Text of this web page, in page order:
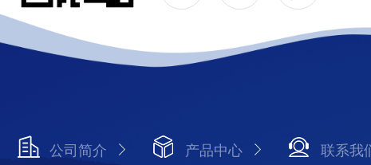
公司简介 产品中心 联系我